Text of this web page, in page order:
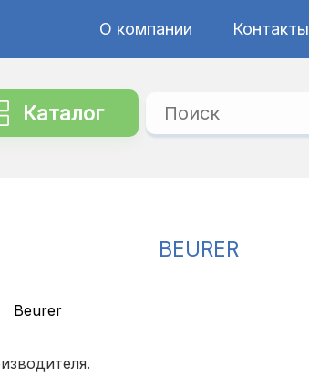
О компании Контакты
Каталог
BEURER
Beurer